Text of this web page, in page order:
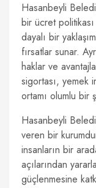
Hasanbeyli
bir ücret
dayalı bir
fırsatlar sunar.
haklar ve
sigortası, yemek
ortamı olumlu bir
Hasanbeyli
veren bir
insanların bir
açılarından
güçlenmesine